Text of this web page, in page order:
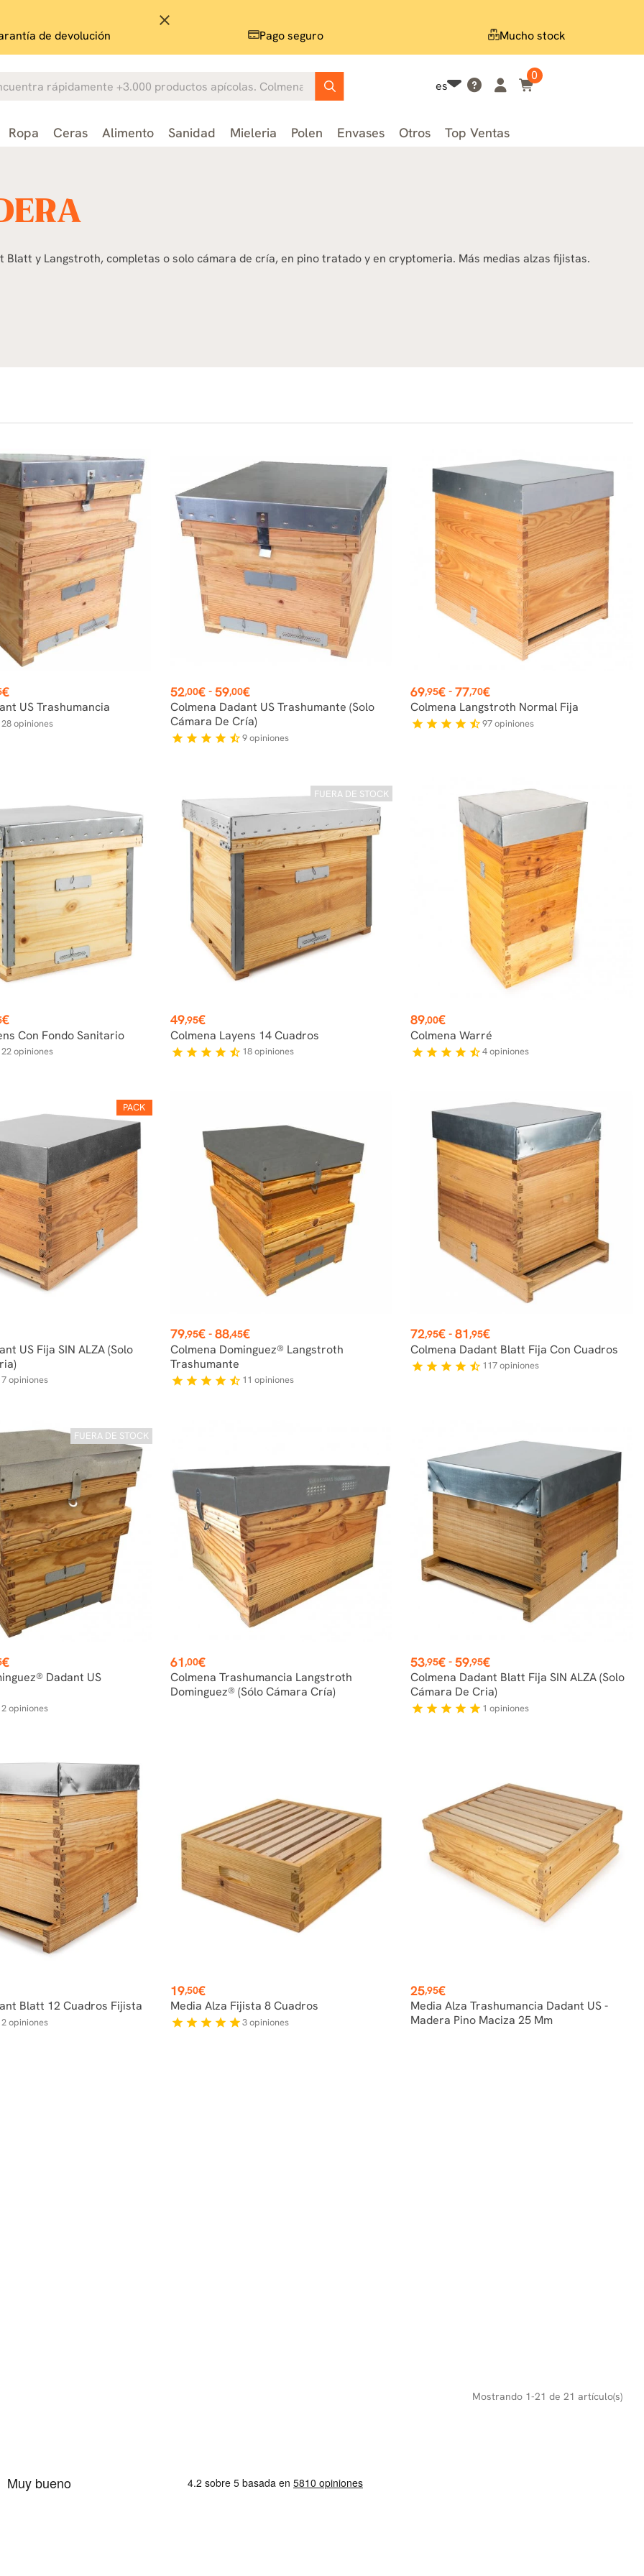
close
de devolución Pago seguro Mucho stock
es
0
Ropa Ceras Alimento Sanidad Mieleria Polen Envases Otros Top Ventas
y Langstroth, completas o solo cámara de cría, en pino tratado y en cryptomeria. Más medias alzas fijistas.
€
US Trashumancia
28opiniones
Precio
52,00€ - 59,00€
Colmena Dadant US Trashumante (solo
Cámara De Cría)
star star star star star_half9opiniones
Precio
69,95€ - 77,70€
Colmena Langstroth Normal Fija
star star star star star_half97opiniones
€
Con Fondo Sanitario
22opiniones
FUERA DE STOCK
Precio
49,95€
Colmena Layens 14 Cuadros
star star star star star_half 18opiniones
Precio
89,00€
Colmena Warré
star star star star star_half4opiniones
PACK
US Fija SIN ALZA (solo
7opiniones
Precio
79,95€ - 88,45€
Colmena Dominguez® Langstroth
Trashumante
star star star star star_half 11 opiniones
Precio
72,95€ - 81,95€
Colmena Dadant Blatt Fija Con Cuadros
star star star star star_half 117opiniones
FUERA DE STOCK
€
Dadant US
2opiniones
Precio
61,00€
Colmena Trashumancia Langstroth
Dominguez® (sólo Cámara Cría)
Precio
53,95€ - 59,95€
Colmena Dadant Blatt Fija SIN ALZA (Solo
Cámara De Cria)
star star star star star 1opiniones
Blatt 12 Cuadros Fijista
2opiniones
Precio
19,50€
Media Alza Fijista 8 Cuadros
star star star star star3opiniones
Precio
25,95€
Media Alza Trashumancia Dadant US -
Madera Pino Maciza 25 Mm
Mostrando 1-21 de 21 artículo(s)